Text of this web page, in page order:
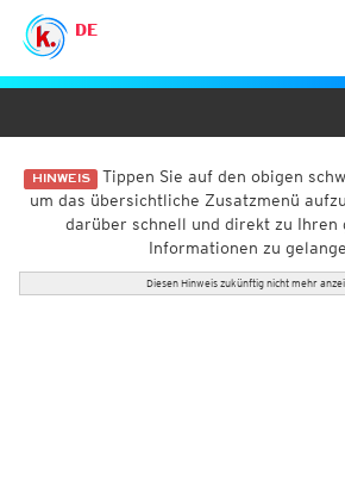
DE
HINWEIS Tippen Sie auf den obigen
um das übersichtliche Zusatzmenü
darüber schnell und direkt zu Ihren
Informationen zu
Diesen Hinweis zukünftig nicht mehr